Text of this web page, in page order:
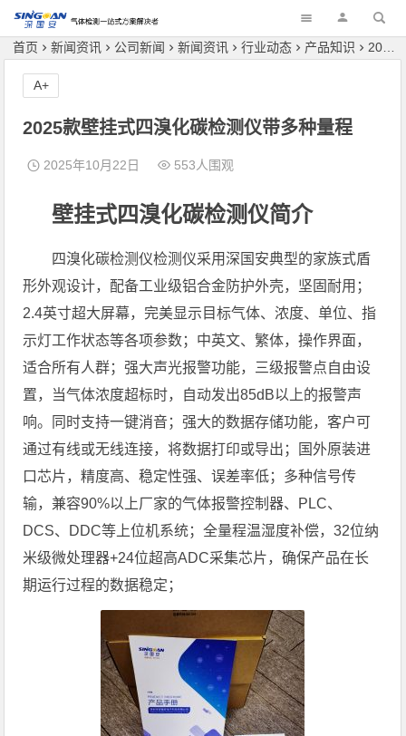
深国安
首页 新闻资讯 公司新闻 新闻资讯 行业动态 产品知识 2025款壁挂式四溴化碳检测仪带多种量程
2025款壁挂式四溴化碳检测仪带多种量程
2025年10月22日 553人围观
壁挂式四溴化碳检测仪简介
四溴化碳检测仪检测仪采用深国安典型的家族式盾
形外观设计，配备工业级铝合金防护外壳，坚固耐用；
2.4英寸超大屏幕，完美显示目标气体、浓度、单位、指
示灯工作状态等各项参数；中英文、繁体，操作界面，
适合所有人群；强大声光报警功能，三级报警点自由设
置，当气体浓度超标时，自动发出85dB以上的报警声
响。同时支持一键消音；强大的数据存储功能，客户可
通过有线或无线连接，将数据打印或导出；国外原装进
口芯片，精度高、稳定性强、误差率低；多种信号传
输，兼容90%以上厂家的气体报警控制器、PLC、
DCS、DDC等上位机系统；全量程温湿度补偿，32位纳
米级微处理器+24位超高ADC采集芯片，确保产品在长
期运行过程的数据稳定；
A+